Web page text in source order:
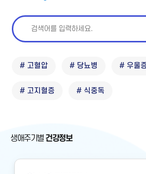
# 고혈압 # 당뇨병 # 우울
# 고지혈증 # 식중독
생애주기별 건강정보